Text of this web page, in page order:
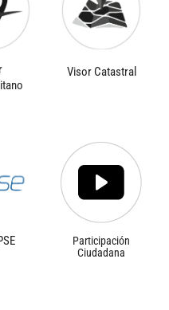
Visor Catastral
Participación
Ciudadana